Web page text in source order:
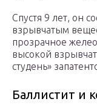
Спустя 9 лет, он
взрывчатым
прозрачное
высокой
студень»
Баллистит и